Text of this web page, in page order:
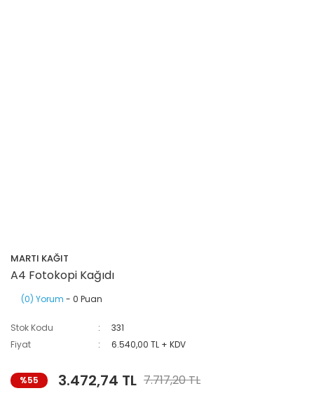
MARTI KAĞIT
A4 Fotokopi Kağıdı
(0) Yorum - 0 Puan
Stok Kodu
331
Fiyat
6.540,00 TL + KDV
%55 3.472,74 TL 7.717,20 TL